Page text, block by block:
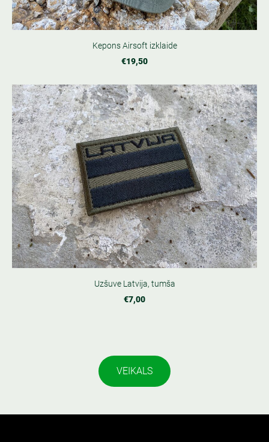
Kepons Airsoft izklaide
€19,50
Uzšuve Latvija, tumša
€7,00
VEIKALS